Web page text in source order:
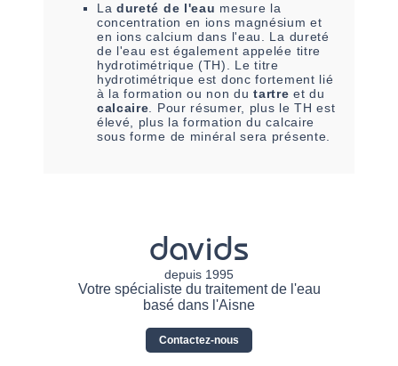
La dureté de l'eau mesure la
concentration en ions magnésium et
en ions calcium dans l'eau. La dureté
de l'eau est également appelée titre
hydrotimétrique (TH). Le titre
hydrotimétrique est donc fortement lié
à la formation ou non dutartre et du
calcaire . Pour résumer, plus le TH est
élevé, plus la formation du calcaire
sous forme de minéral sera présente.
davids
depuis 1995
Votre spécialiste du traitement de l'eau
basé dans l'Aisne
Contactez-nous